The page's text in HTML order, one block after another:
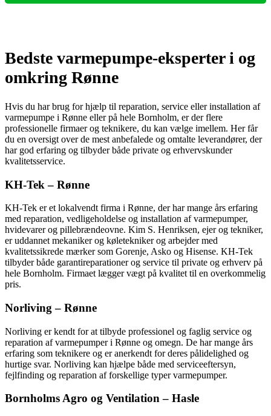
Bedste varmepumpe-eksperter i og
omkring Rønne
Hvis du har brug for hjælp til reparation, service eller installation af
varmepumpe i Rønne eller på hele Bornholm, er der flere
professionelle firmaer og teknikere, du kan vælge imellem. Her får
du en oversigt over de mest anbefalede og omtalte leverandører, der
har god erfaring og tilbyder både private og erhvervskunder
kvalitetsservice.
KH-Tek – Rønne
KH-Tek er et lokalvendt firma i Rønne, der har mange års erfaring
med reparation, vedligeholdelse og installation af varmepumper,
hvidevarer og pillebrændeovne. Kim S. Henriksen, ejer og tekniker,
er uddannet mekaniker og køletekniker og arbejder med
kvalitetssikrede mærker som Gorenje, Asko og Hisense. KH-Tek
tilbyder både garantireparationer og service til private og erhverv på
hele Bornholm. Firmaet lægger vægt på kvalitet til en overkommelig
pris.
Norliving – Rønne
Norliving er kendt for at tilbyde professionel og faglig service og
reparation af varmepumper i Rønne og omegn. De har mange års
erfaring som teknikere og er anerkendt for deres pålidelighed og
hurtige svar. Norliving kan hjælpe både med serviceeftersyn,
fejlfinding og reparation af forskellige typer varmepumper.
Bornholms Agro og Ventilation – Hasle